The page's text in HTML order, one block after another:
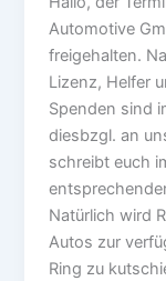
Automotive
freigehalten.
Lizenz, Helfer
Spenden sind
diesbzgl. an
schreibt euch
Natürlich wird
Autos zur
Ring zu